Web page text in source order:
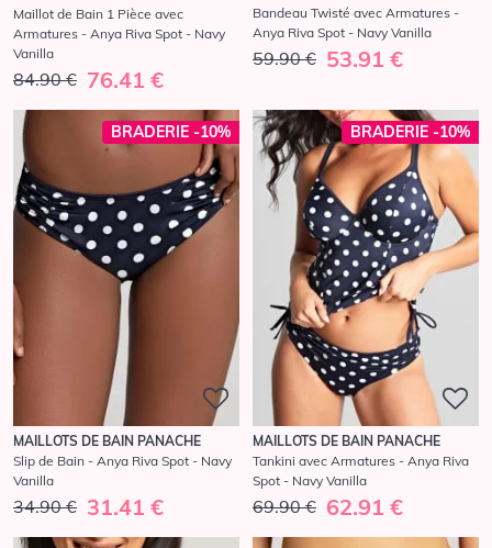
Maillot de Bain 1 Pièce avec
Armatures - Anya Riva Spot - Navy
Vanilla
84.90 € 76.41 €
Bandeau Twisté avec Armatures -
Anya Riva Spot - Navy Vanilla
59.90 € 53.91 €
BRADERIE -10%
MAILLOTS DE BAIN PANACHE
Slip de Bain - Anya Riva Spot - Navy
Vanilla
34.90 € 31.41 €
BRADERIE -10%
MAILLOTS DE BAIN PANACHE
Tankini avec Armatures - Anya Riva
Spot - Navy Vanilla
69.90 € 62.91 €